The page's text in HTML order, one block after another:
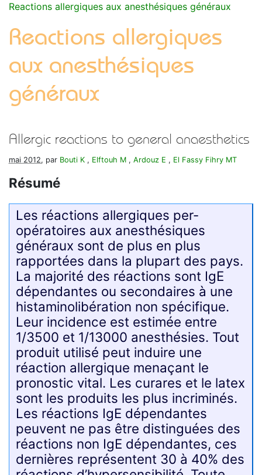
Reactions allergiques aux anesthésiques généraux
Reactions allergiques
aux anesthésiques
généraux
Allergic reactions to general anaesthetics
mai 2012, par Bouti K , Elftouh M , Ardouz E , El Fassy Fihry MT
Résumé
Les réactions allergiques per-
opératoires aux anesthésiques
généraux sont de plus en plus
rapportées dans la plupart des pays.
La majorité des réactions sont IgE
dépendantes ou secondaires à une
histaminolibération non spécifique.
Leur incidence est estimée entre
1/3500 et 1/13000 anesthésies. Tout
produit utilisé peut induire une
réaction allergique menaçant le
pronostic vital. Les curares et le latex
sont les produits les plus incriminés.
Les réactions IgE dépendantes
peuvent ne pas être distinguées des
réactions non IgE dépendantes, ces
dernières représentent 30 à 40% des